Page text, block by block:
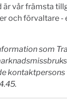
vår främsta
och förvaltare -
som